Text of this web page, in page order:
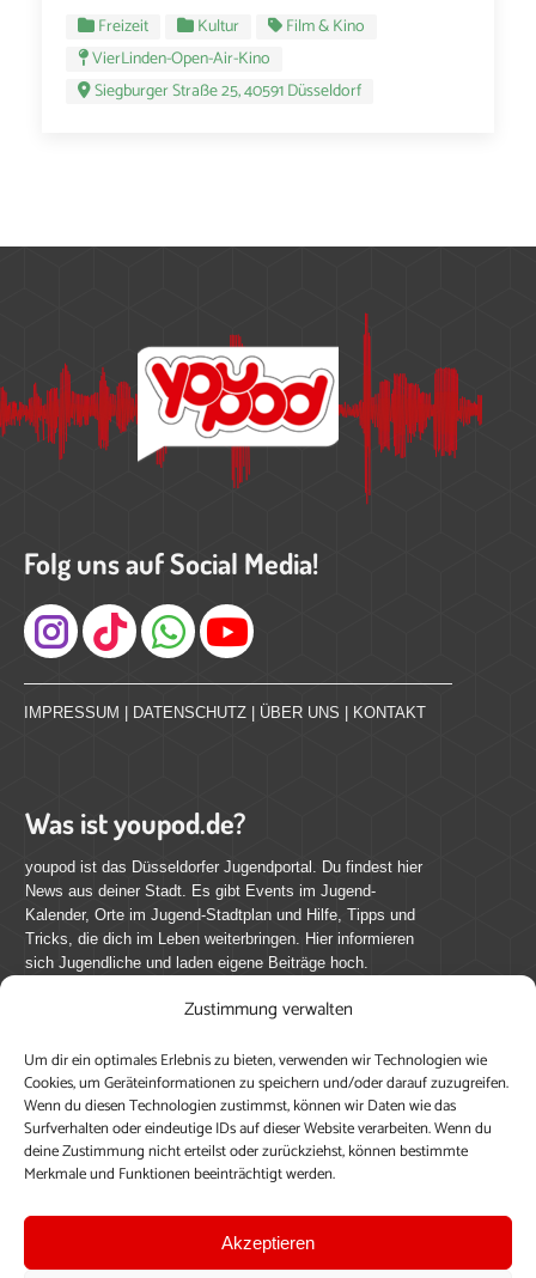
Zustimmung verwalten
Um dir ein optimales Erlebnis zu bieten, verwenden wir Technologien wie
Cookies, um Geräteinformationen zu speichern und/oder darauf zuzugreifen.
Wenn du diesen Technologien zustimmst, können wir Daten wie das
Surfverhalten oder eindeutige IDs auf dieser Website verarbeiten. Wenn du
deine Zustimmung nicht erteilst oder zurückziehst, können bestimmte
Merkmale und Funktionen beeinträchtigt werden.
Akzeptieren
Freizeit Kultur
Film & Kino
VierLinden-Open-Air-Kino
Siegburger Straße 25, 40591 Düsseldorf
Folg uns auf Social Media!
Instagram
IMPRESSUM DATENSCHUTZ ÜBER UNS KONTAKT
Was ist youpod.de?
youpod ist das Düsseldorfer Jugendportal. Du findest hier
News aus deiner Stadt. Es gibt Events im Jugend-
Kalender, Orte im Jugend-Stadtplan und Hilfe, Tipps und
Tricks, die dich im Leben weiterbringen. Hier informieren
sich Jugendliche und laden eigene Beiträge hoch.
Mach mit bei youpod.de!
youpod.de lebt von Menschen wie dir. Sammel
journalistische Erfahrung, teile deine Perspektive und
veröffentliche deine Beiträge auf youpod.de.Du musst
dich anmelden, um alle Funktionen nutzen zu können, ein
Profil anzulegen, eigene Beiträge hochzuladen und zu
Einloggen